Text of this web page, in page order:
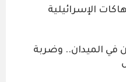
الإسرائيلية
في الميدان.. وضربة